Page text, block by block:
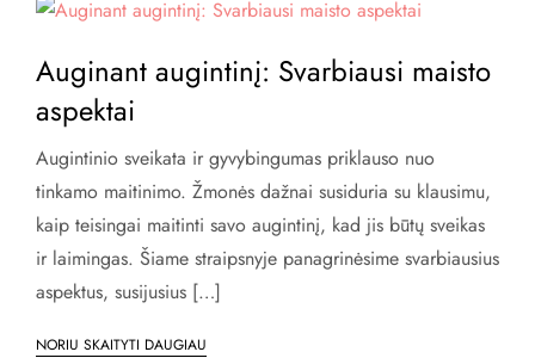
Auginant augintinį: Svarbiausi maisto
aspektai
Augintinio sveikata ir gyvybingumas priklauso nuo
tinkamo maitinimo. Žmonės dažnai susiduria su klausimu,
kaip teisingai maitinti savo augintinį, kad jis būtų sveikas
ir laimingas. Šiame straipsnyje panagrinėsime svarbiausius
aspektus, susijusius […]
NORIU SKAITYTI DAUGIAU